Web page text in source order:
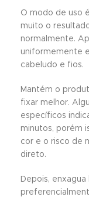
O modo de uso
muito o
normalmente.
uniformemente
cabeludo e fios.
Mantém o
fixar melhor.
específicos
minutos, porém
cor e o risco de
direto.
Depois,